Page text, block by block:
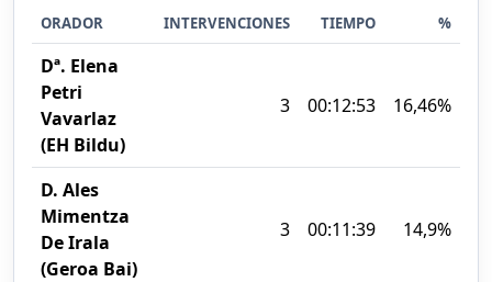
ORADOR INTERVENCIONES TIEMPO %
Dª. Elena
Petri
Vavarlaz
(EH Bildu)
3 00:12:53 16,46%
D. Ales
Mimentza
De Irala
(Geroa Bai)
3 00:11:39 14,9%